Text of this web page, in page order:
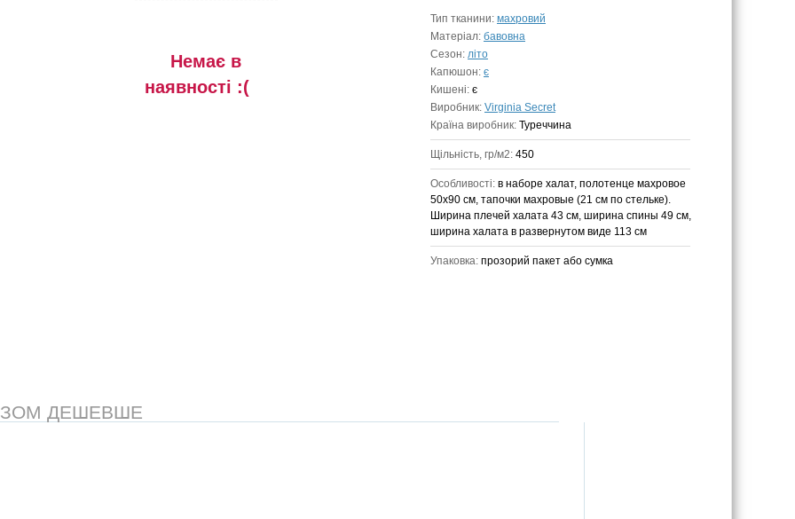
Немає в
наявностi :(
Тип тканини: махровий
Матеріал: бавовна
Сезон: літо
Капюшон: є
Кишені: є
Виробник: Virginia Secret
Країна виробник: Туреччина
Щільність, гр/м2: 450
Особливості: в наборе халат, полотенце махровое
50х90 см, тапочки махровые (21 см по стельке).
Ширина плечей халата 43 см, ширина спины 49 см,
ширина халата в развернутом виде 113 см
Упаковка: прозорий пакет або сумка
ДЕШЕВШЕ